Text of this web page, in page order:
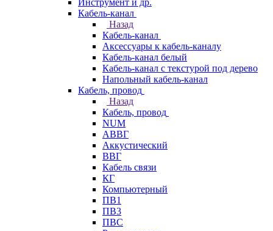
Кабель-канал
Назад
Кабель-канал
Аксессуары к кабель-каналу
Кабель-канал белый
Кабель-канал с текстурой под дерево
Напольный кабель-канал
Кабель, провод
Назад
Кабель, провод
NUM
АВВГ
Аккустический
ВВГ
Кабель связи
КГ
Компьютерный
ПВ1
ПВ3
ПВС